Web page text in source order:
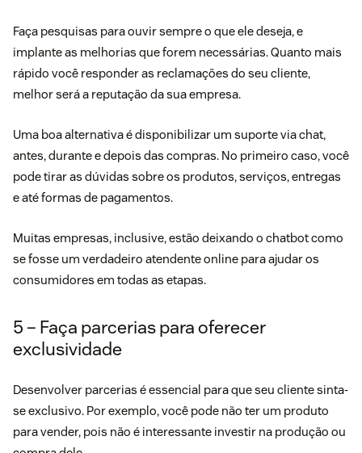
Faça pesquisas para ouvir sempre o que ele deseja, e
implante as melhorias que forem necessárias. Quanto mais
rápido você responder as reclamações do seu cliente,
melhor será a reputação da sua empresa.
Uma boa alternativa é disponibilizar um suporte via chat,
antes, durante e depois das compras. No primeiro caso, você
pode tirar as dúvidas sobre os produtos, serviços, entregas
e até formas de pagamentos.
Muitas empresas, inclusive, estão deixando o chatbot como
se fosse um verdadeiro atendente online para ajudar os
consumidores em todas as etapas.
5 – Faça parcerias para oferecer
exclusividade
Desenvolver parcerias é essencial para que seu cliente sinta-
se exclusivo. Por exemplo, você pode não ter um produto
para vender, pois não é interessante investir na produção ou